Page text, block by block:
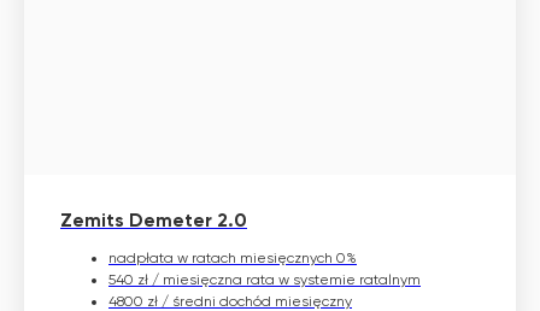
Zemits Demeter 2.0
nadpłata w ratach miesięcznych 0%
540 zł / miesięczna rata w systemie ratalnym
4800 zł / średni dochód miesięczny